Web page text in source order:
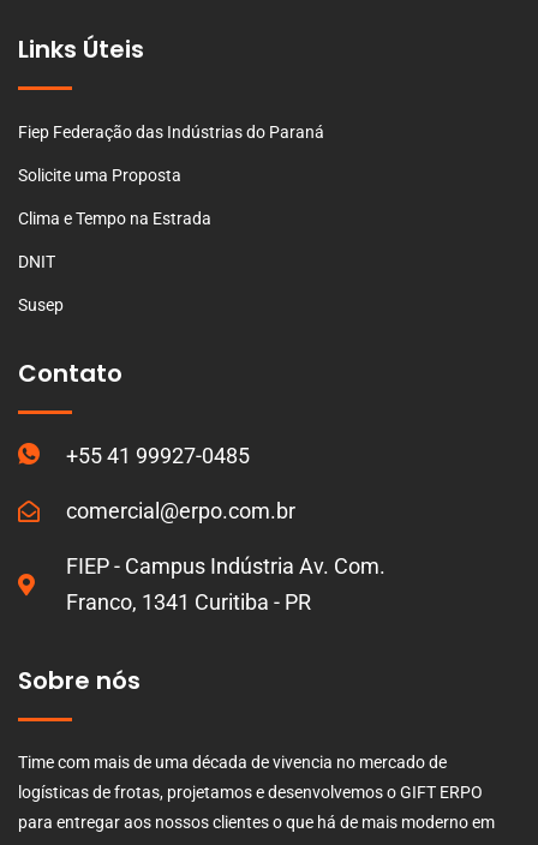
Links Úteis
Fiep Federação das Indústrias do Paraná
Solicite uma Proposta
Clima e Tempo na Estrada
DNIT
Susep
Contato
+55 41 99927-0485
comercial@erpo.com.br
FIEP - Campus Indústria Av. Com.
Franco, 1341 Curitiba - PR
Sobre nós
Time com mais de uma década de vivencia no mercado de
logísticas de frotas, projetamos e desenvolvemos o GIFT ERPO
para entregar aos nossos clientes o que há de mais moderno em